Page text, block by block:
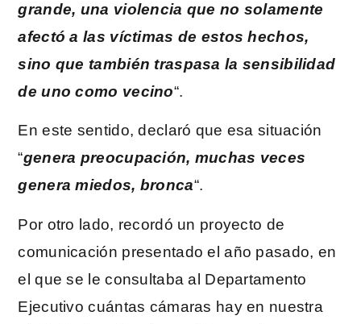
grande, una violencia que no solamente
afectó a las víctimas de estos hechos,
sino que también traspasa la sensibilidad
de uno como vecino“.
En este sentido, declaró que esa situación
“genera preocupación, muchas veces
genera miedos, bronca“.
Por otro lado, recordó un proyecto de
comunicación presentado el año pasado, en
el que se le consultaba al Departamento
Ejecutivo cuántas cámaras hay en nuestra